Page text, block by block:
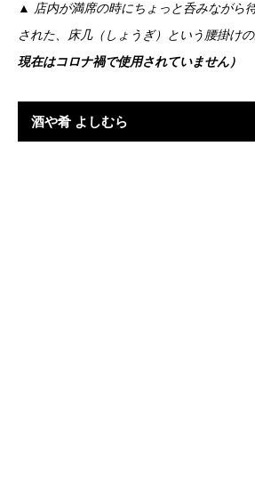
▲ 店内が満席の時にちょっと呑みながら
された、床几（しょうぎ）という腰掛け
現在はコロナ禍で使用されていません）
酒や肴 よしむら